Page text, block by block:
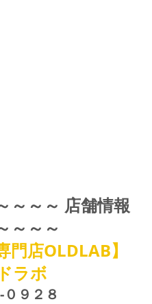
～～～ 店舗情報
～～～
門店OLDLAB】
ラボ
９２８